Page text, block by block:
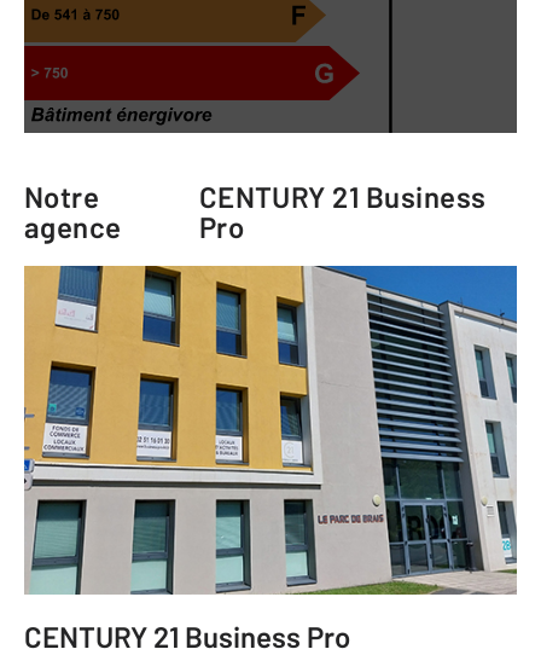
Notre
agence
CENTURY 21 Business
Pro
CENTURY 21 Business Pro